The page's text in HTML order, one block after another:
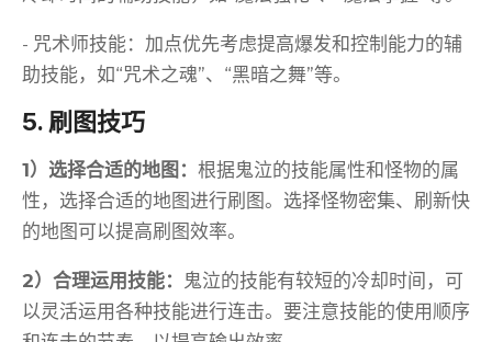
- 咒术师技能：加点优先考虑提高爆发和控制能力的辅
助技能，如“咒术之魂”、“黑暗之舞”等。
5. 刷图技巧
1）选择合适的地图： 根据鬼泣的技能属性和怪物的属
性，选择合适的地图进行刷图。选择怪物密集、刷新快
的地图可以提高刷图效率。
2）合理运用技能： 鬼泣的技能有较短的冷却时间，可
以灵活运用各种技能进行连击。要注意技能的使用顺序